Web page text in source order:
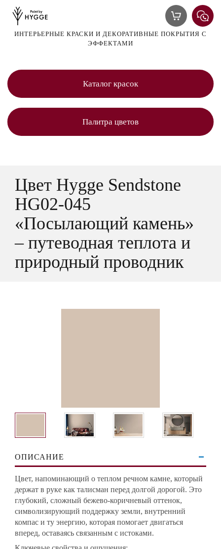
ИНТЕРЬЕРНЫЕ КРАСКИ И ДЕКОРАТИВНЫЕ ПОКРЫТИЯ С
ЭФФЕКТАМИ
Каталог красок
Палитра цветов
Цвет Hygge Sendstone
HG02-045
«Посылающий камень»
– путеводная теплота и
природный проводник
ОПИСАНИЕ
Цвет, напоминающий о теплом речном камне, который
держат в руке как талисман перед долгой дорогой. Это
глубокий, сложный бежево-коричневый оттенок,
символизирующий поддержку земли, внутренний
компас и ту энергию, которая помогает двигаться
вперед, оставаясь связанным с истоками.